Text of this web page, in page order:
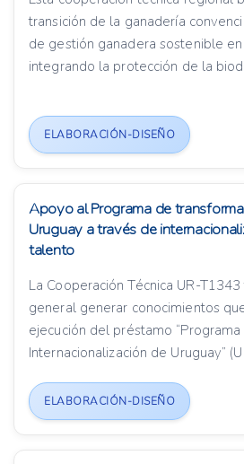
transición de la ganadería
de gestión ganadera sostenible
integrando la protección de la
ELABORACIÓN-DISEÑO
Apoyo al Programa de
Uruguay a través de
talento
La Cooperación Técnica UR-
general generar conocimientos
ejecución del préstamo
Internacionalización de Uruguay”
ELABORACIÓN-DISEÑO